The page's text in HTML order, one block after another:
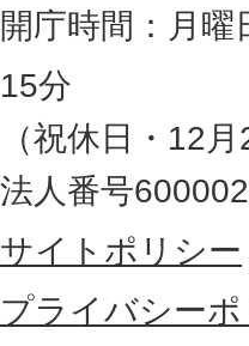
岡
県
の
最
東
部
に
開庁時間：月
15分
（祝休日・12
法人番号
サイトポリシー
プライバシー